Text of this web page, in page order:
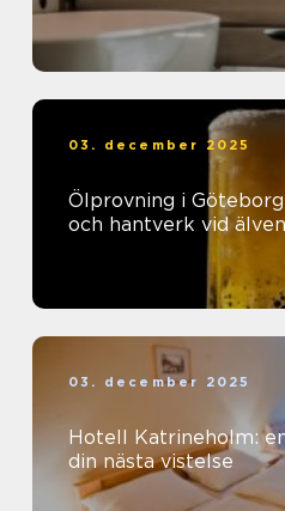
03. december 2025
Ölprovning i
och hantverk vid älven
03. december 2025
Hotell Katrineholm:
din nästa vistelse